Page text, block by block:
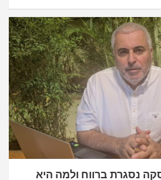
נסגרת ברווח ולמה היא